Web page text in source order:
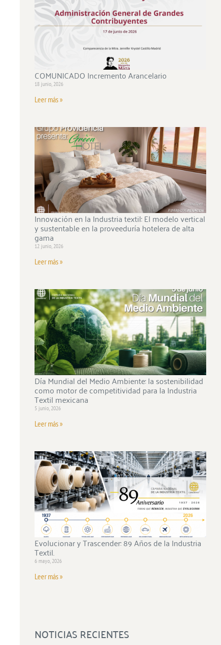
COMUNICADO Incremento Arancelario
18 junio, 2026
Leer más »
Innovación en la Industria textil: El modelo vertical
y sustentable en la proveeduría hotelera de alta
gama
12 junio, 2026
Leer más »
Día Mundial del Medio Ambiente: la sostenibilidad
como motor de competitividad para la Industria
Textil mexicana
5 junio, 2026
Leer más »
Evolucionar y Trascender: 89 Años de la Industria
Textil.
6 mayo, 2026
Leer más »
NOTICIAS RECIENTES